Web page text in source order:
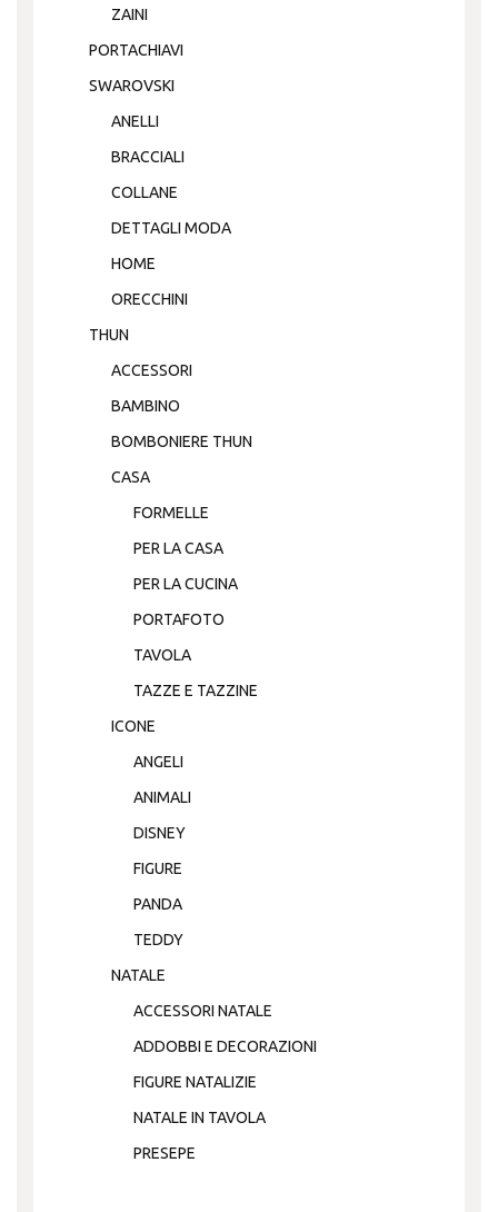
ZAINI
PORTACHIAVI
SWAROVSKI
ANELLI
BRACCIALI
COLLANE
DETTAGLI MODA
HOME
ORECCHINI
THUN
ACCESSORI
BAMBINO
BOMBONIERE THUN
CASA
FORMELLE
PER LA CASA
PER LA CUCINA
PORTAFOTO
TAVOLA
TAZZE E TAZZINE
ICONE
ANGELI
ANIMALI
DISNEY
FIGURE
PANDA
TEDDY
NATALE
ACCESSORI NATALE
ADDOBBI E DECORAZIONI
FIGURE NATALIZIE
NATALE IN TAVOLA
PRESEPE